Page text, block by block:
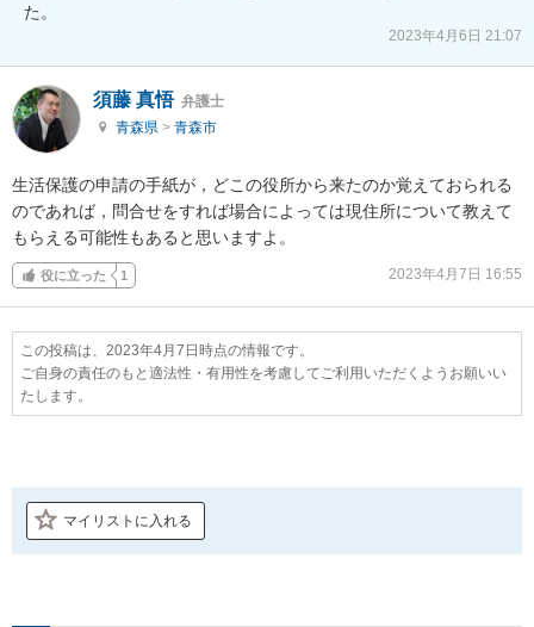
た。
2023年4月6日 21:07
須藤 真悟 弁護士
青森県 > 青森市
生活保護の申請の手紙が，どこの役所から来たのか覚えておられる
のであれば，問合せをすれば場合によっては現住所について教えて
もらえる可能性もあると思いますよ。
役に立った 1 2023年4月7日 16:55
この投稿は、2023年4月7日時点の情報です。
ご自身の責任のもと適法性・有用性を考慮してご利用いただくようお願いい
たします。
マイリストに入れる